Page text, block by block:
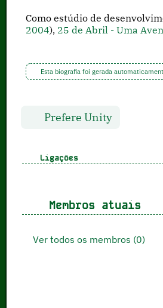
Como estúdio de
2004), 25 de Abril - Uma
Esta biografia foi gerada
Prefere Unity
Ligações
Membros atuais
Ver todos os membros (0)